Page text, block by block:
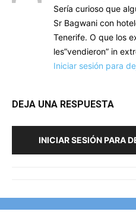
Sería curioso que
Sr Bagwani con
Tenerife. O que los
les”vendieron” in
Iniciar sesión para
DEJA UNA RESPUESTA
INICIAR SESIÓN PARA